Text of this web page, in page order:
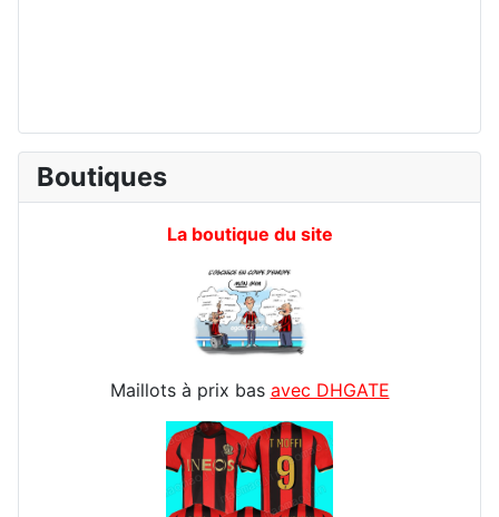
Boutiques
La boutique du site
Maillots à prix bas avec DHGATE